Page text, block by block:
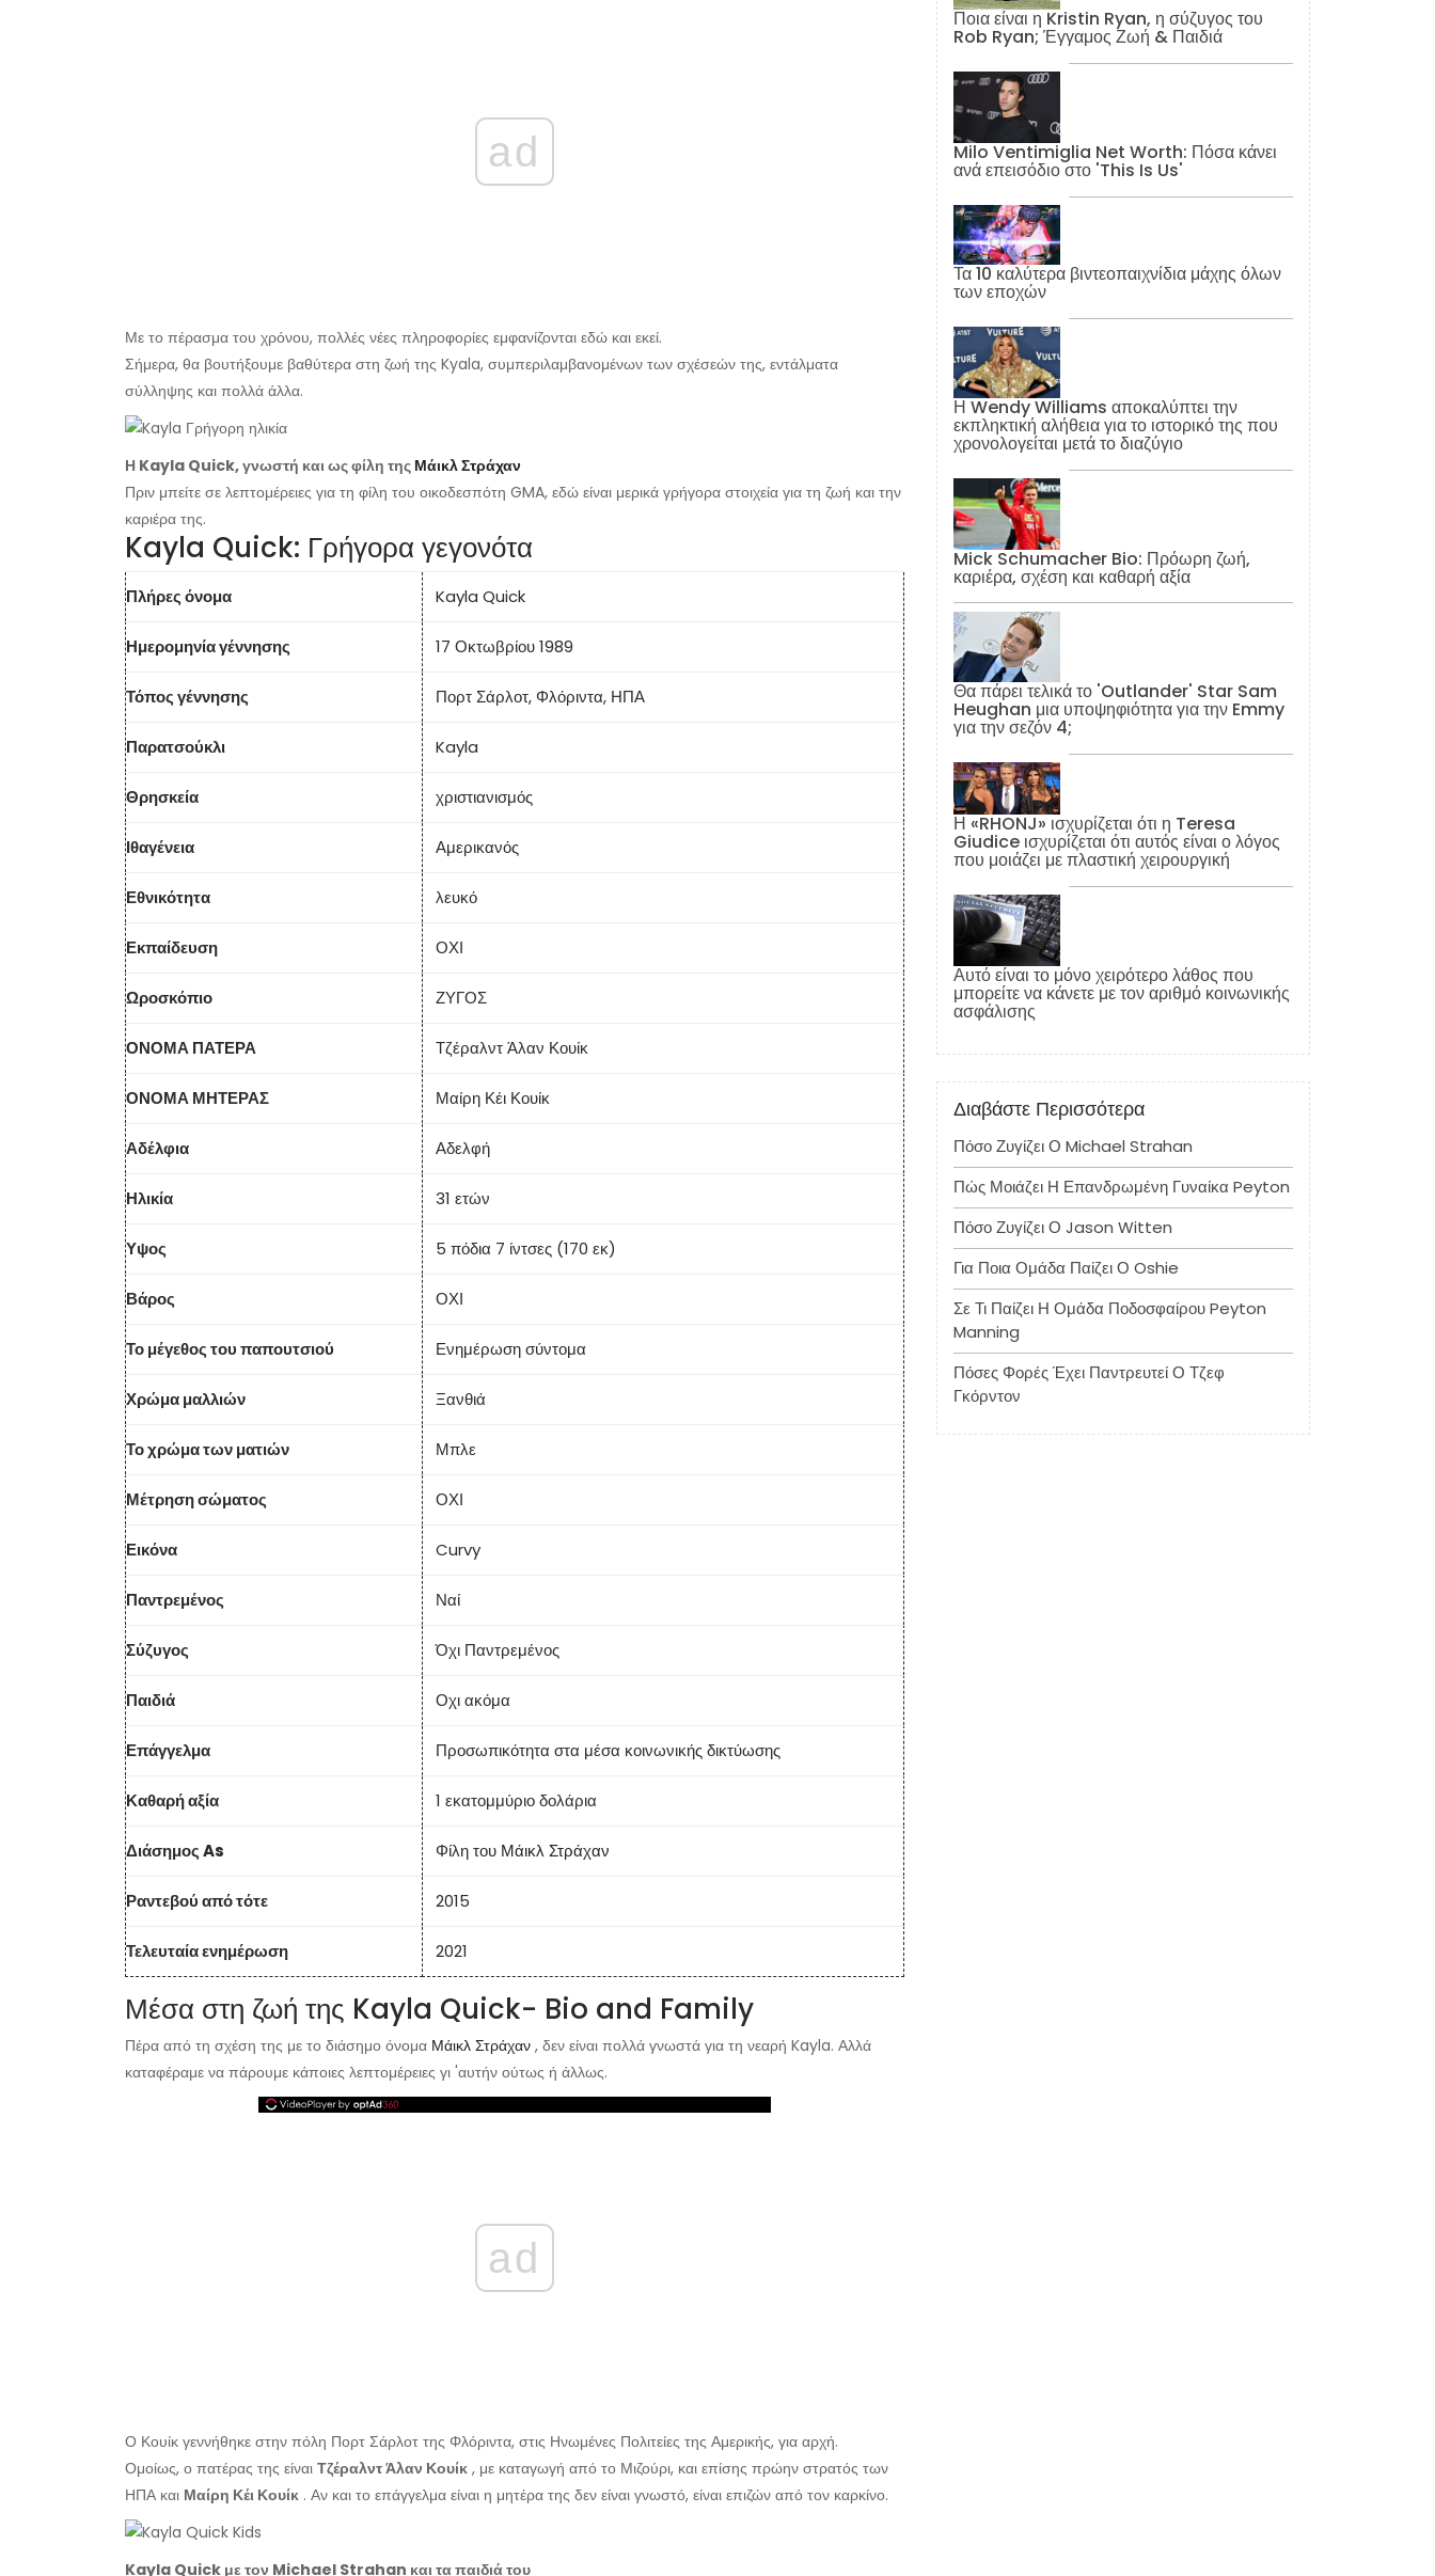
ad
Με το πέρασμα του χρόνου, πολλές νέες πληροφορίες εμφανίζονται εδώ και εκεί.
Σήμερα, θα βουτήξουμε βαθύτερα στη ζωή της Kyala, συμπεριλαμβανομένων των σχέσεών της, εντάλματα
σύλληψης και πολλά άλλα.
Η Kayla Quick, γνωστή και ως φίλη της Μάικλ Στράχαν
Πριν μπείτε σε λεπτομέρειες για τη φίλη του οικοδεσπότη GMA, εδώ είναι μερικά γρήγορα στοιχεία για τη ζωή και την
καριέρα της.
Kayla Quick: Γρήγορα γεγονότα
Πλήρες όνομα Kayla Quick
Ημερομηνία γέννησης 17 Οκτωβρίου 1989
Τόπος γέννησης Πορτ Σάρλοτ, Φλόριντα, ΗΠΑ
Παρατσούκλι Kayla
Θρησκεία χριστιανισμός
Ιθαγένεια Αμερικανός
Εθνικότητα λευκό
Εκπαίδευση ΟΧΙ
Ωροσκόπιο ΖΥΓΟΣ
ΟΝΟΜΑ ΠΑΤΕΡΑ Τζέραλντ Άλαν Κουίκ
ΟΝΟΜΑ ΜΗΤΕΡΑΣ Μαίρη Κέι Κουίκ
Αδέλφια Αδελφή
Ηλικία 31 ετών
Υψος 5 πόδια 7 ίντσες (170 εκ)
Βάρος ΟΧΙ
Το μέγεθος του παπουτσιού Ενημέρωση σύντομα
Χρώμα μαλλιών Ξανθιά
Το χρώμα των ματιών Μπλε
Μέτρηση σώματος ΟΧΙ
Εικόνα Curvy
Παντρεμένος Ναί
Σύζυγος Όχι Παντρεμένος
Παιδιά Οχι ακόμα
Επάγγελμα Προσωπικότητα στα μέσα κοινωνικής δικτύωσης
Καθαρή αξία 1 εκατομμύριο δολάρια
Διάσημος As Φίλη του Μάικλ Στράχαν
Ραντεβού από τότε 2015
Τελευταία ενημέρωση 2021
Μέσα στη ζωή της Kayla Quick- Bio and Family
Πέρα από τη σχέση της με το διάσημο όνομα Μάικλ Στράχαν , δεν είναι πολλά γνωστά για τη νεαρή Kayla. Αλλά
καταφέραμε να πάρουμε κάποιες λεπτομέρειες γι 'αυτήν ούτως ή άλλως.
ad
Ο Κουίκ γεννήθηκε στην πόλη Πορτ Σάρλοτ της Φλόριντα, στις Ηνωμένες Πολιτείες της Αμερικής, για αρχή.
Ομοίως, ο πατέρας της είναι Τζέραλντ Άλαν Κουίκ , με καταγωγή από το Μιζούρι, και επίσης πρώην στρατός των
ΗΠΑ και Μαίρη Κέι Κουίκ . Αν και το επάγγελμα είναι η μητέρα της δεν είναι γνωστό, είναι επιζών από τον καρκίνο.
Kayla Quick με τον Michael Strahan και τα παιδιά του
Ποια είναι η Kristin Ryan, η σύζυγος του
Rob Ryan; Έγγαμος Ζωή & Παιδιά
Milo Ventimiglia Net Worth: Πόσα κάνει
ανά επεισόδιο στο 'This Is Us'
Τα 10 καλύτερα βιντεοπαιχνίδια μάχης όλων
των εποχών
Η Wendy Williams αποκαλύπτει την
εκπληκτική αλήθεια για το ιστορικό της που
χρονολογείται μετά το διαζύγιο
Mick Schumacher Bio: Πρόωρη ζωή,
καριέρα, σχέση και καθαρή αξία
Θα πάρει τελικά το 'Outlander' Star Sam
Heughan μια υποψηφιότητα για την Emmy
για την σεζόν 4;
Η «RHONJ» ισχυρίζεται ότι η Teresa
Giudice ισχυρίζεται ότι αυτός είναι ο λόγος
που μοιάζει με πλαστική χειρουργική
Αυτό είναι το μόνο χειρότερο λάθος που
μπορείτε να κάνετε με τον αριθμό κοινωνικής
ασφάλισης
Διαβάστε Περισσότερα
Πόσο Ζυγίζει Ο Michael Strahan
Πώς Μοιάζει Η Επανδρωμένη Γυναίκα Peyton
Πόσο Ζυγίζει Ο Jason Witten
Για Ποια Ομάδα Παίζει Ο Oshie
Σε Τι Παίζει Η Ομάδα Ποδοσφαίρου Peyton
Manning
Πόσες Φορές Έχει Παντρευτεί Ο Τζεφ
Γκόρντον